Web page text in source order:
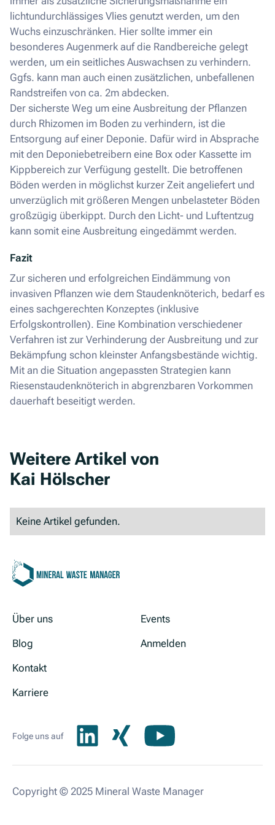
lichtundurchlässiges Vlies genutzt werden, um den
Wuchs einzuschränken. Hier sollte immer ein
besonderes Augenmerk auf die Randbereiche gelegt
werden, um ein seitliches Auswachsen zu verhindern.
Ggfs. kann man auch einen zusätzlichen, unbefallenen
Randstreifen von ca. 2m abdecken.
Der sicherste Weg um eine Ausbreitung der Pflanzen
durch Rhizomen im Boden zu verhindern, ist die
Entsorgung auf einer Deponie. Dafür wird in Absprache
mit den Deponiebetreibern eine Box oder Kassette im
Kippbereich zur Verfügung gestellt. Die betroffenen
Böden werden in möglichst kurzer Zeit angeliefert und
unverzüglich mit größeren Mengen unbelasteter Böden
großzügig überkippt. Durch den Licht- und Luftentzug
kann somit eine Ausbreitung eingedämmt werden.
Fazit
Zur sicheren und erfolgreichen Eindämmung von
invasiven Pflanzen wie dem Staudenknöterich, bedarf es
eines sachgerechten Konzeptes (inklusive
Erfolgskontrollen). Eine Kombination verschiedener
Verfahren ist zur Verhinderung der Ausbreitung und zur
Bekämpfung schon kleinster Anfangsbestände wichtig.
Mit an die Situation angepassten Strategien kann
Riesenstaudenknöterich in abgrenzbaren Vorkommen
dauerhaft beseitigt werden.
Weitere Artikel von
Kai Hölscher
Keine Artikel gefunden.
Über uns
Blog
Kontakt
Karriere
Events
Anmelden
Folge uns auf
Copyright © 2025 Mineral Waste Manager